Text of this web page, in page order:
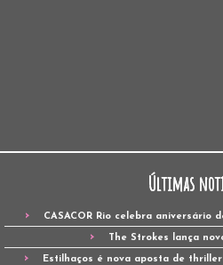
Últimas
CASACOR Rio celebra aniversário
The Strokes lança
Estilhaços é nova aposta de